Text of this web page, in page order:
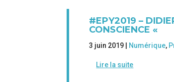
#EPY2019 –
CONSCIENCE «
3 juin 2019 | Numérique,
Lire la suite